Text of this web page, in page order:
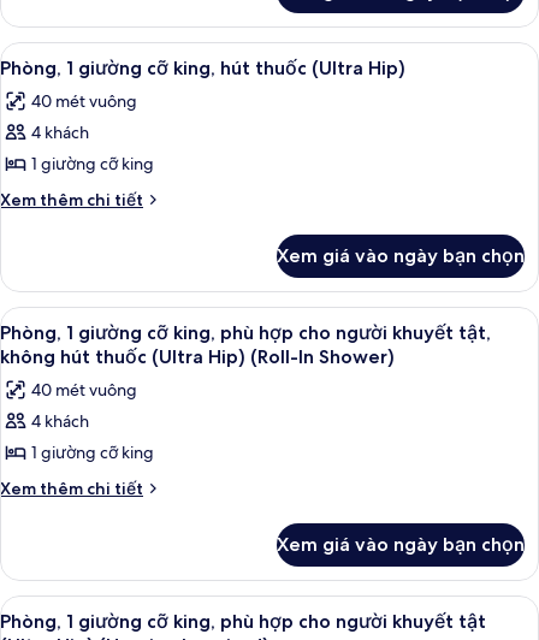
queen,
hút
thuốc
(Ultra
Hip)
Phòng,
giường
queen,
hút
(Ultra
Hip)
Xem
tất
cả
ảnh
Phòng,
1
king,
hút
thuốc
(Ultra
Hip)
Bộ đồ giường cao cấp, két bảo mật
5
Phòng, 1 giường cỡ king, hút thuốc (Ultra Hip)
40 mét vuông
4 khách
1 giường cỡ king
Xem thêm chi tiết
Chi
Phòng,
giường
cỡ
hút
thuốc
Hip)
Xem giá vào ngày bạn chọn
Xem
tất
cả
ảnh
Phòng,
1
giường
phù
hợp
cho
Bộ đồ giường cao cấp, két bảo mật
6
Phòng, 1 giường cỡ king, phù hợp cho người khuyết tật,
không hút thuốc (Ultra Hip) (Roll-In Shower)
40 mét vuông
4 khách
1 giường cỡ king
Xem thêm chi tiết
Chi
Phòng,
giường
Xem giá vào ngày bạn chọn
Xem
Bộ đồ giường cao cấp, két bảo mật
5
Phòng, 1 giường cỡ king, phù hợp cho người khuyết tật